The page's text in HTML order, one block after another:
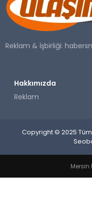
SAĞLIK
YAŞAM
Reklam & İşbirliği:
Hakkımızda
Reklam
Copyright © 2025 Tüm
Mersin